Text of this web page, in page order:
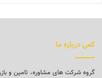
کمی درباره ما